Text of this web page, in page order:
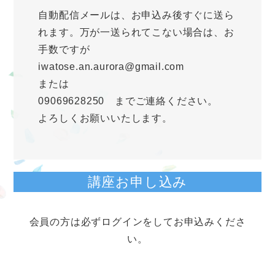
自動配信メールは、お申込み後すぐに送ら
れます。万が一送られてこない場合は、お
手数ですが
iwatose.an.aurora@gmail.com
または
09069628250 までご連絡ください。
よろしくお願いいたします。
講座お申し込み
会員の方は必ずログインをしてお申込みくださ
い。